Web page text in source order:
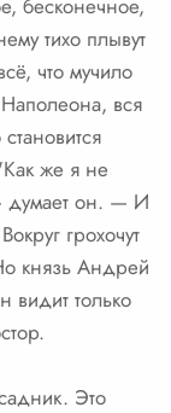
бесконечное,
тихо плывут
что мучило
вся
же я не
думает он. — И
грохочут
князь Андрей
видит только
Это